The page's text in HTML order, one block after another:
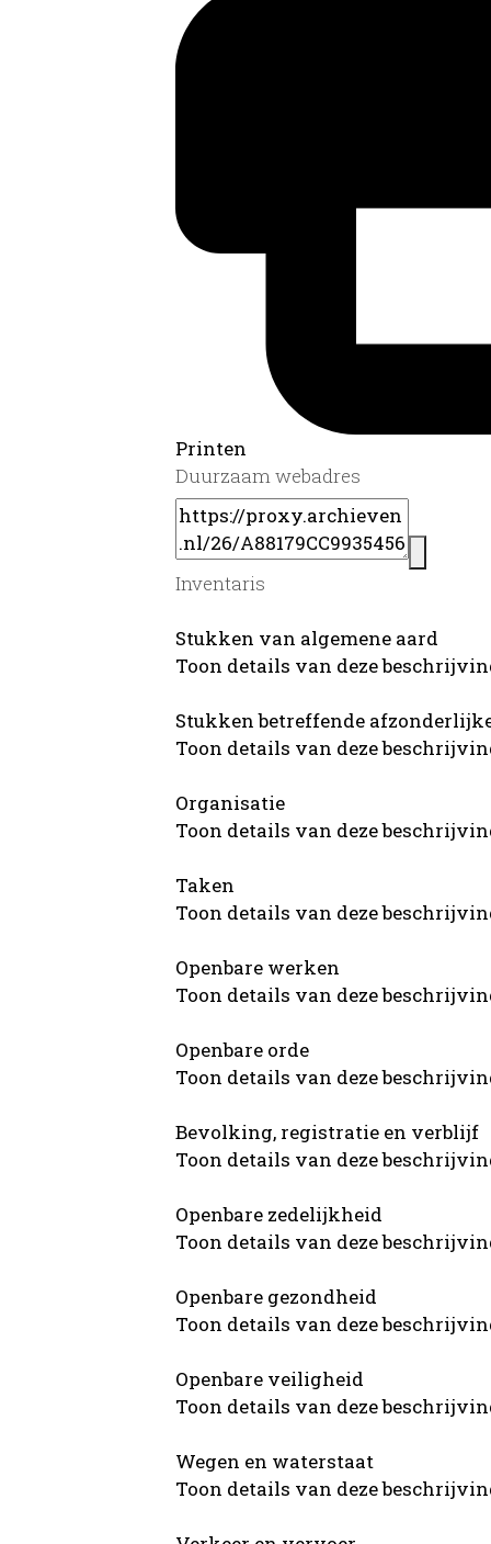
Printen
Duurzaam webadres
Inventaris
Stukken van algemene aard
Toon details van deze
Stukken betreffende
Toon details van deze
Organisatie
Toon details van deze
Taken
Toon details van deze
Openbare werken
Toon details van deze
Openbare orde
Toon details van deze
Bevolking, registratie en verblijf
Toon details van deze
Openbare zedelijkheid
Toon details van deze
Openbare gezondheid
Toon details van deze
Openbare veiligheid
Toon details van deze
Wegen en waterstaat
Toon details van deze